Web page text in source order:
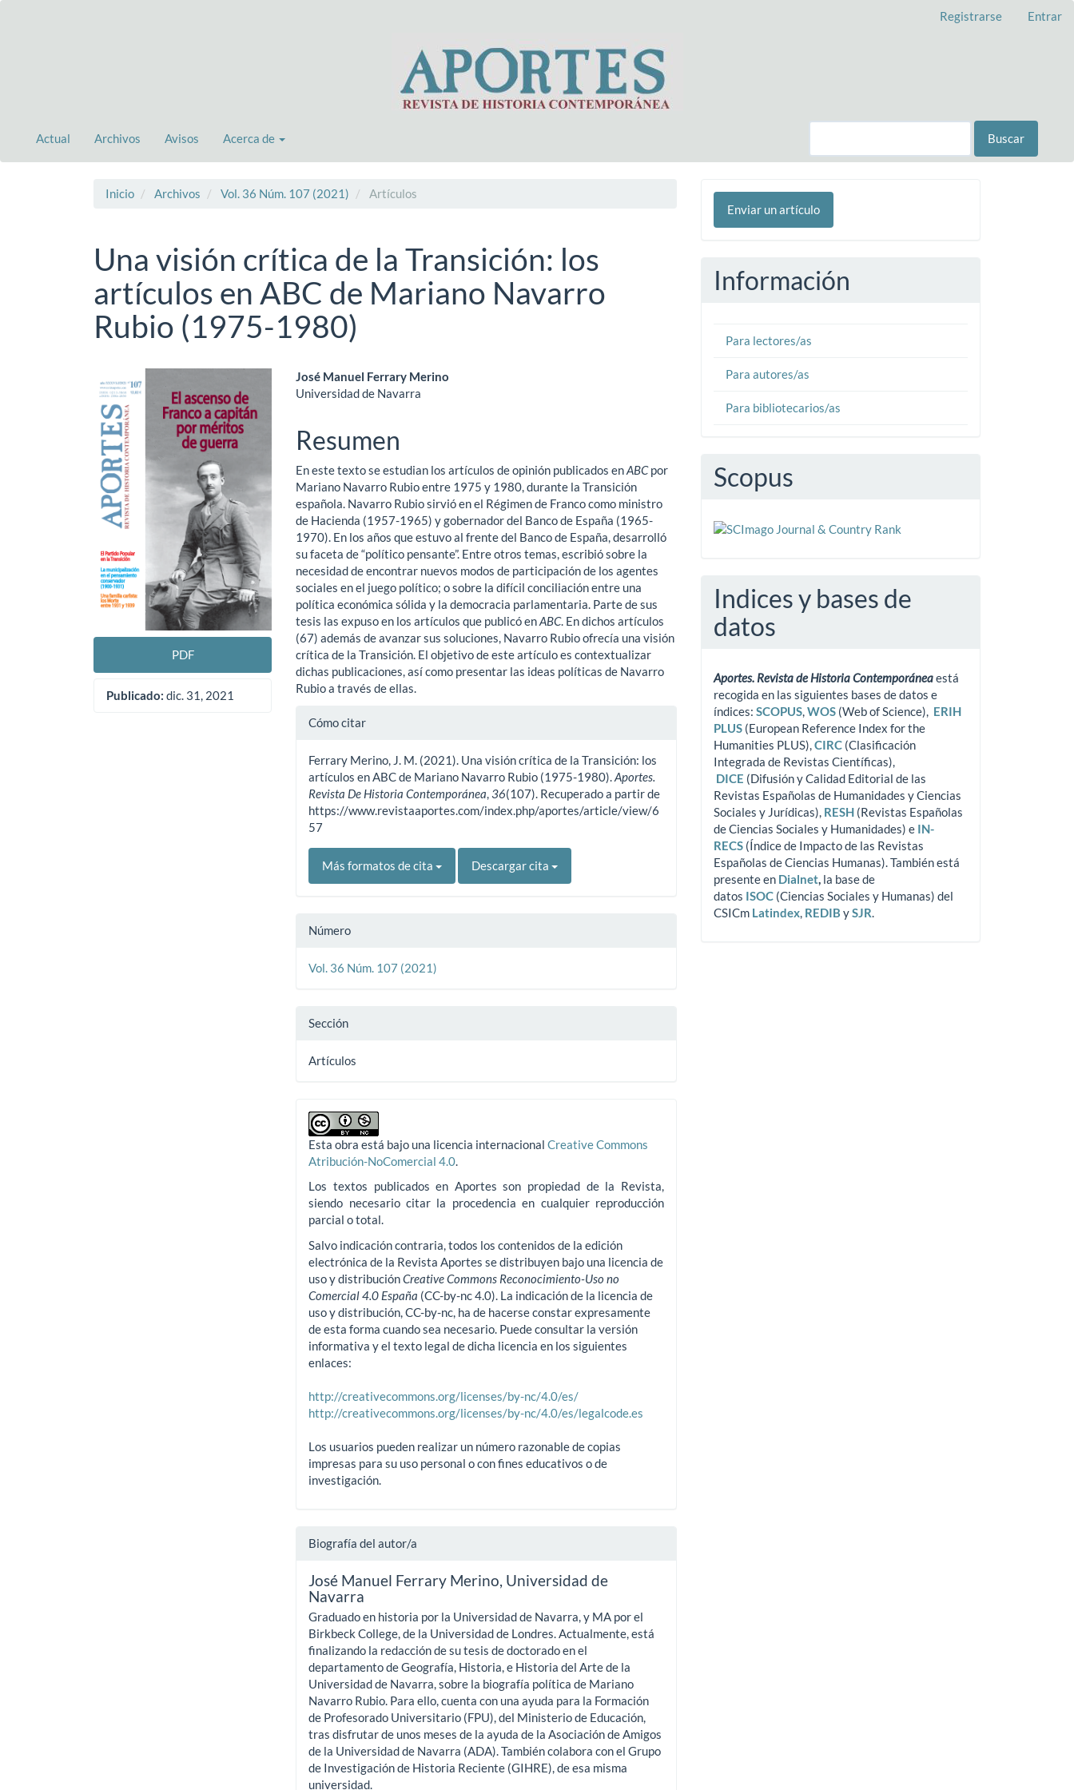
Registrarse Entrar
Actual Archivos Avisos Acerca de Buscar
Inicio Archivos Vol. 36 Núm. 107 (2021) Artículos
Una visión crítica de la Transición: los
artículos en ABC de Mariano Navarro
Rubio (1975-1980)
Barra
lateral
del
artículo
PDF
Publicado: dic. 31, 2021
Contenido
del
artículo
José Manuel Ferrary Merino
Universidad de Navarra
Resumen
En este texto se estudian los artículos de opinión publicados enABCpor
Mariano Navarro Rubio entre 1975 y 1980, durante la Transición
española. Navarro Rubio sirvió en el Régimen de Franco como ministro
de Hacienda (1957-1965) y gobernador del Bancode España (1965-
1970). En los años que estuvo al frente del Banco de España, desarrolló
su faceta de “político pensante”. Entre otros temas, escribió sobre la
necesidad de encontrar nuevos modos de participación de los agentes
sociales en el juego político; o sobre la difícil conciliación entre una
política económica sólida y la democracia parlamentaria. Parte de sus
tesis las expuso en los artículos que publicó enABC. En dichos artículos
(67) además de avanzar sus soluciones, Navarro Rubio ofrecía una visión
crítica de la Transición. El objetivo de este artículo es contextualizar
dichas publicaciones, así como presentar las ideas políticas de Navarro
Rubio a través de ellas.
Detalles
artículo
Cómo citar
Ferrary Merino, J. M. (2021). Una visión crítica de la Transición: los
artículos en ABC de Mariano Navarro Rubio (1975-1980).Aportes.
Revista De Historia Contemporánea ,36(107). Recuperado a partir de
https://www.revistaaportes.com/index.php/aportes/article/view/6
57
Más formatos de cita Descargar cita
Número
Vol. 36 Núm. 107 (2021)
Sección
Artículos
Esta obra está bajo una licencia internacionalCreative Commons
Atribución-NoComercial 4.0
Los textos publicados en Aportes son propiedad de la Revista,
siendo necesario citar la procedencia en cualquier reproducción
parcial o total.
Salvo indicación contraria, todos los contenidos de la edición
electrónica de la Revista Aportes se distribuyen bajo una licencia de
uso y distribuciónCreative Commons Reconocimiento-Uso no
Comercial 4.0 España (CC-by-nc 4.0). La indicación de la licencia de
uso y distribución, CC-by-nc, ha de hacerse constar expresamente
de esta forma cuando sea necesario. Puede consultar la versión
informativa y el texto legal de dicha licencia en los siguientes
enlaces:
http://creativecommons.org/licenses/by-nc/4.0/es/
http://creativecommons.org/licenses/by-nc/4.0/es/legalcode.es
Los usuarios pueden realizar un número razonable de copias
impresas para su uso personal o con fines educativos o de
investigación.
Biografía del autor/a
José Manuel Ferrary Merino, Universidad de
Navarra
Graduado en historia por la Universidad de Navarra, y MA por el
Birkbeck College, de la Universidad de Londres. Actualmente, está
finalizando la redacción de su tesis de doctorado en el
departamento de Geografía, Historia, e Historia del Arte de la
Universidad de Navarra, sobre la biografía política de Mariano
Navarro Rubio. Para ello, cuenta con una ayuda para la Formación
de Profesorado Universitario (FPU), del Ministerio de Educación,
tras disfrutar de unos meses de la ayuda de la Asociación de Amigos
de la Universidad de Navarra (ADA). También colabora con el Grupo
de Investigación de Historia Reciente (GIHRE), de esa misma
universidad.
Enviar
unEnviar un artículo
Información
Para lectores/as
Para autores/as
Para bibliotecarios/as
Scopus
Indices y bases de
datos
Aportes. Revista de Historia Contemporáneaestá
recogida en las siguientes bases de datos e
índices: SCOPUS,WOS (Web of Science), ERIH
PLUS (European Reference Index for the
Humanities PLUS),CIRC (Clasificación
Integrada de Revistas Científicas),
DICE (Difusión y Calidad Editorial de las
Revistas Españolas de Humanidades y Ciencias
Sociales y Jurídicas), RESH (Revistas Españolas
de Ciencias Sociales y Humanidades) e IN-
RECS (Índice de Impacto de las Revistas
Españolas de Ciencias Humanas). También está
presente en Dialnet, la base de
datos ISOC (Ciencias Sociales y Humanas) del
CSICm Latindex, REDIB ySJR.